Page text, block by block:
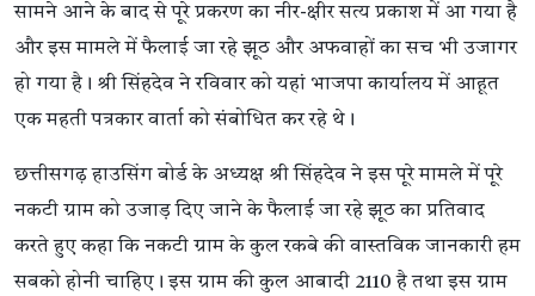
सामने आने के बाद से पूरे प्रकरण का नीर-क्षीर सत्य प्रकाश में आ गया है
और इस मामले में फैलाई जा रहे झूठ और अफवाहों का सच भी उजागर
हो गया है। श्री सिंहदेव ने रविवार को यहां भाजपा कार्यालय में आहूत
एक महती पत्रकार वार्ता को संबोधित कर रहे थे।
छत्तीसगढ़ हाउसिंग बोर्ड के अध्यक्ष श्री सिंहदेव ने इस पूरे मामले में पूरे
नकटी ग्राम को उजाड़ दिए जाने के फैलाई जा रहे झूठ का प्रतिवाद
करते हुए कहा कि नकटी ग्राम के कुल रकबे की वास्तविक जानकारी हम
सबको होनी चाहिए। इस ग्राम की कुल आबादी 2110 है तथा इस ग्राम